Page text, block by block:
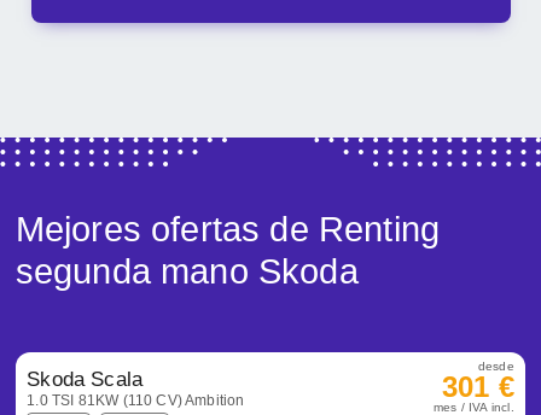
Mejores ofertas de Renting
segunda mano Skoda
Skoda Scala
1.0 TSI 81KW (110 CV) Ambition
desde
301 €
mes / IVA incl.